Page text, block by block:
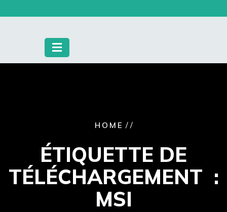
to
HOME / /
ÉTIQUETTE DE
TÉLÉCHARGEMENT :
MSI